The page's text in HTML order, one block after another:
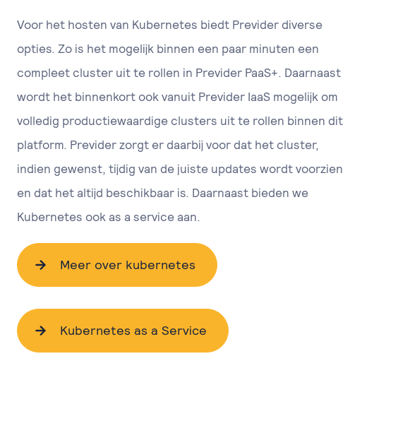
Voor het hosten van Kubernetes biedt Previder diverse
opties. Zo is het mogelijk binnen een paar minuten een
compleet cluster uit te rollen in Previder PaaS+. Daarnaast
wordt het binnenkort ook vanuit Previder IaaS mogelijk om
volledig productiewaardige clusters uit te rollen binnen dit
platform. Previder zorgt er daarbij voor dat het cluster,
indien gewenst, tijdig van de juiste updates wordt voorzien
en dat het altijd beschikbaar is. Daarnaast bieden we
Kubernetes ook as a service aan.
Meer over kubernetes
Kubernetes as a Service